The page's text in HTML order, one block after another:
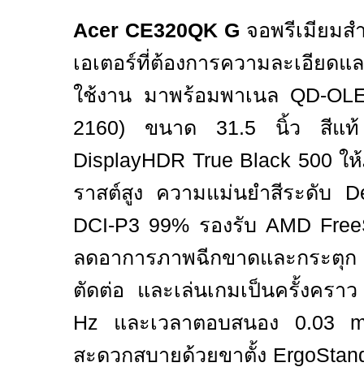
Acer CE320QK G จอพรีเมียมส
เอเตอร์ที่ต้องการความละเอียด
ใช้งาน มาพร้อมพาเนล QD-
2160) ขนาด 31.5 นิ้ว สี
DisplayHDR True Black 500 ใ
ราสต์สูง ความแม่นยำสีระดับ
DCI-P3 99% รองรับAMD
ลดอาการภาพฉีกขาดและกระตุ
ตัดต่อ และเล่นเกมเป็นครั้งคร
Hz และเวลาตอบสนอง 0.03
สะดวกสบายด้วยขาตั้ง